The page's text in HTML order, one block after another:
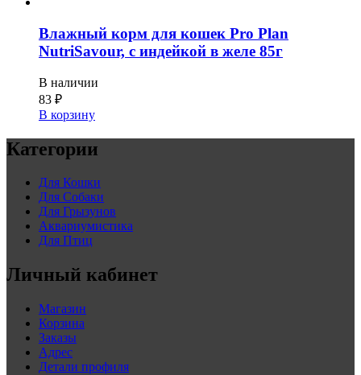
Влажный корм для кошек Pro Plan
NutriSavour, с индейкой в желе 85г
В наличии
83 ₽
В корзину
Категории
Для Кошки
Для Собаки
Для Грызунов
Аквариумистика
Для Птиц
Личный кабинет
Магазин
Корзина
Заказы
Адрес
Детали профиля